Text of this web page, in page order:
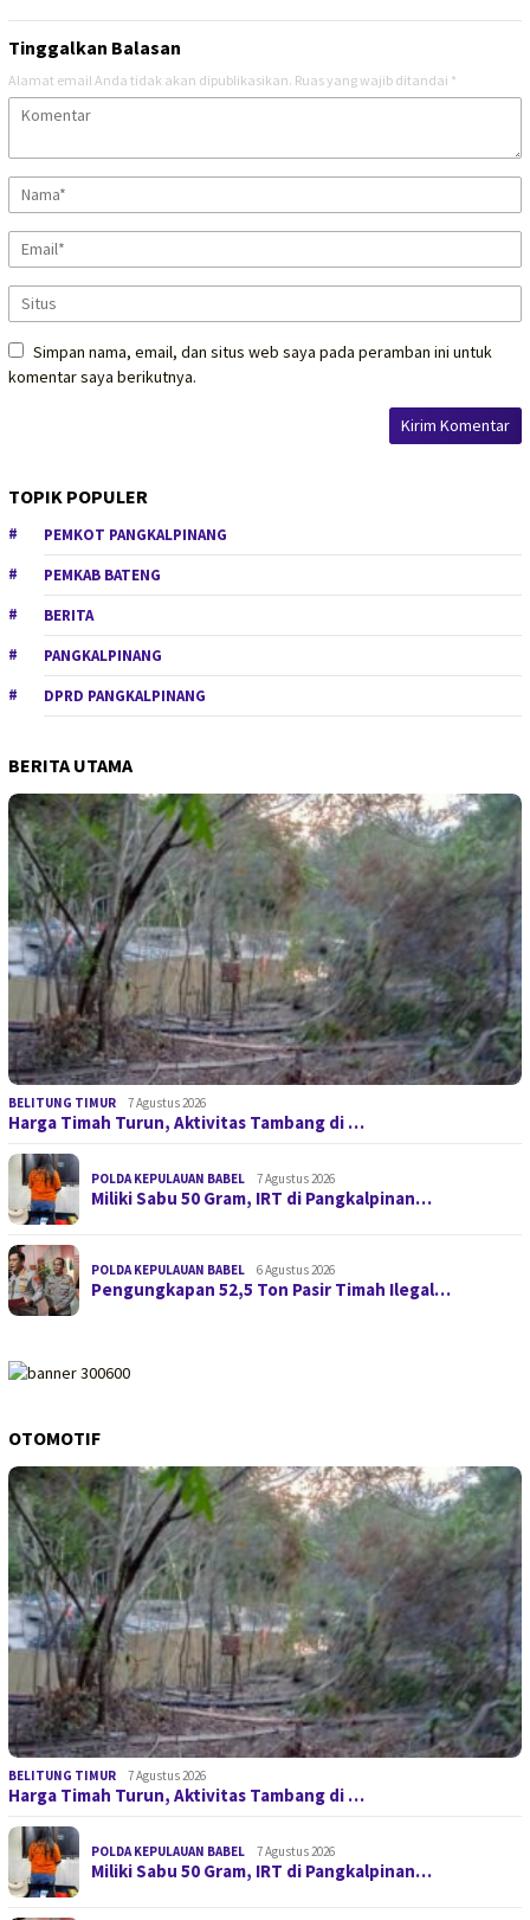
Tinggalkan Balasan
Alamat email Anda tidak akan dipublikasikan. Ruas yang wajib ditandai *
Simpan nama, email, dan situs web saya pada peramban ini untuk
komentar saya berikutnya.
TOPIK POPULER
PEMKOT PANGKALPINANG
PEMKAB BATENG
BERITA
PANGKALPINANG
DPRD PANGKALPINANG
BERITA UTAMA
BELITUNG TIMUR 7 Agustus 2026
Harga Timah Turun, Aktivitas Tambang di …
POLDA KEPULAUAN BABEL 7 Agustus 2026
Miliki Sabu 50 Gram, IRT di Pangkalpinan…
POLDA KEPULAUAN BABEL 6 Agustus 2026
Pengungkapan 52,5 Ton Pasir Timah Ilegal…
OTOMOTIF
BELITUNG TIMUR 7 Agustus 2026
Harga Timah Turun, Aktivitas Tambang di …
POLDA KEPULAUAN BABEL 7 Agustus 2026
Miliki Sabu 50 Gram, IRT di Pangkalpinan…